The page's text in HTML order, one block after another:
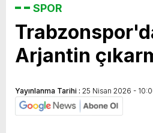
SPOR
Arjantin
Yayınlanma Tarihi : 25 Nisan 2026 -